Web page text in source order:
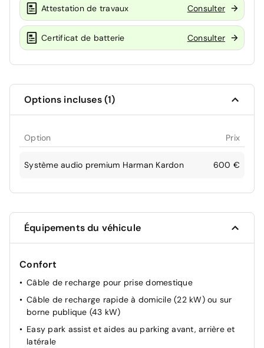
Attestation de travaux Consulter
Certificat de batterie Consulter
Options incluses (1)
Option Prix
Système audio premium Harman Kardon 600 €
Équipements du véhicule
Confort
Câble de recharge pour prise domestique
Câble de recharge rapide à domicile (22 kW) ou sur
borne publique (43 kW)
Easy park assist et aides au parking avant, arrière et
latérale